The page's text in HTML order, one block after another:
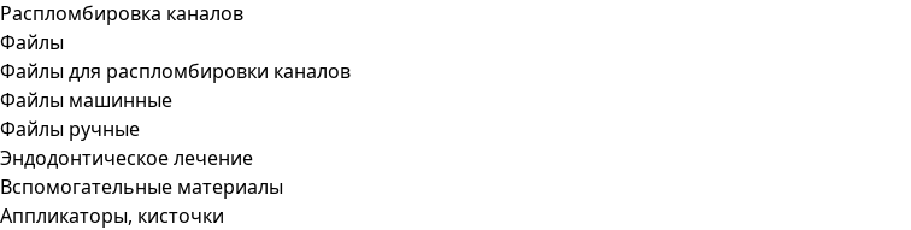
Распломбировка каналов
Файлы
Файлы для распломбировки каналов
Файлы машинные
Файлы ручные
Эндодонтическое лечение
Вспомогательные материалы
Аппликаторы, кисточки